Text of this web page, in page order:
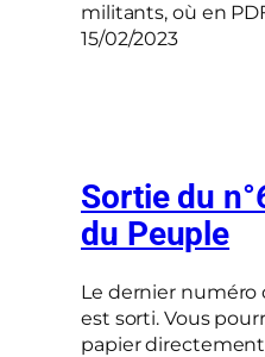
militants, où en
15/02/2023
Sortie du
du Peuple
Le dernier numéro
est sorti. Vous
papier